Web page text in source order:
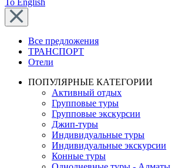
To English
Все предложения
ТРАНСПОРТ
Отели
ПОПУЛЯРНЫЕ КАТЕГОРИИ
Активный отдых
Групповые туры
Групповые экскурсии
Джип-туры
Индивидуальные туры
Индивидуальные экскурсии
Конные туры